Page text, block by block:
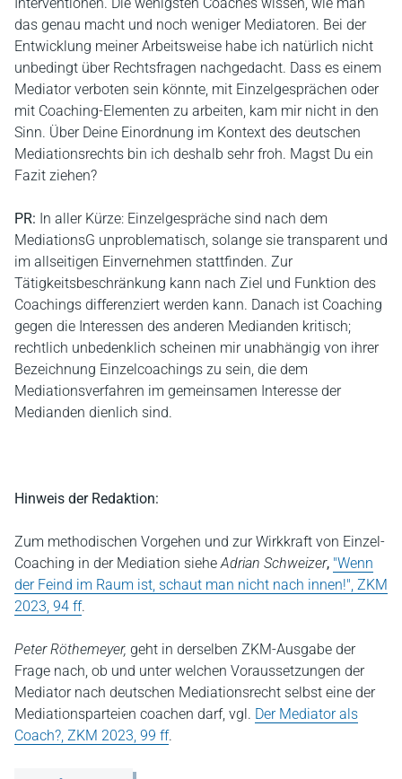
das genau macht und noch weniger Mediatoren. Bei der
Entwicklung meiner Arbeitsweise habe ich natürlich nicht
unbedingt über Rechtsfragen nachgedacht. Dass es einem
Mediator verboten sein könnte, mit Einzelgesprächen oder
mit Coaching-Elementen zu arbeiten, kam mir nicht in den
Sinn. Über Deine Einordnung im Kontext des deutschen
Mediationsrechts bin ich deshalb sehr froh. Magst Du ein
Fazit ziehen?
PR: In aller Kürze: Einzelgespräche sind nach dem
MediationsG unproblematisch, solange sie transparent und
im allseitigen Einvernehmen stattfinden. Zur
Tätigkeitsbeschränkung kann nach Ziel und Funktion des
Coachings differenziert werden kann. Danach ist Coaching
gegen die Interessen des anderen Medianden kritisch;
rechtlich unbedenklich scheinen mir unabhängig von ihrer
Bezeichnung Einzelcoachings zu sein, die dem
Mediationsverfahren im gemeinsamen Interesse der
Medianden dienlich sind.
Hinweis der Redaktion:
Zum methodischen Vorgehen und zur Wirkkraft von Einzel-
Coaching in der Mediation sieheAdrian Schweizer, "Wenn
der Feind im Raum ist, schaut man nicht nach innen!", ZKM
2023, 94 ff.
Peter Röthemeyer, geht in derselben ZKM-Ausgabe der
Frage nach, ob und unter welchen Voraussetzungen der
Mediator nach deutschen Mediationsrecht selbst eine der
Mediationsparteien coachen darf, vgl. Der Mediator als
Coach?, ZKM 2023, 99 ff.